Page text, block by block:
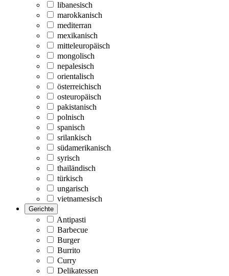
libanesisch
marokkanisch
mediterran
mexikanisch
mitteleuropäisch
mongolisch
nepalesisch
orientalisch
österreichisch
osteuropäisch
pakistanisch
polnisch
spanisch
srilankisch
südamerikanisch
syrisch
thailändisch
türkisch
ungarisch
vietnamesisch
Gerichte
Antipasti
Barbecue
Burger
Burrito
Curry
Delikatessen